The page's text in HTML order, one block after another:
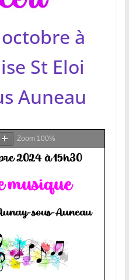
à
St Eloi
Auneau
Zoom 100%